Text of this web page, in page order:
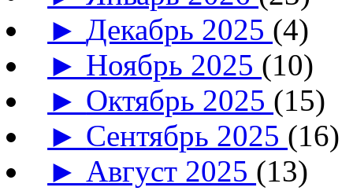
►Декабрь 2025 (4)
► Ноябрь 2025 (10)
► Октябрь 2025 (15)
► Сентябрь 2025 (16)
► Август 2025 (13)